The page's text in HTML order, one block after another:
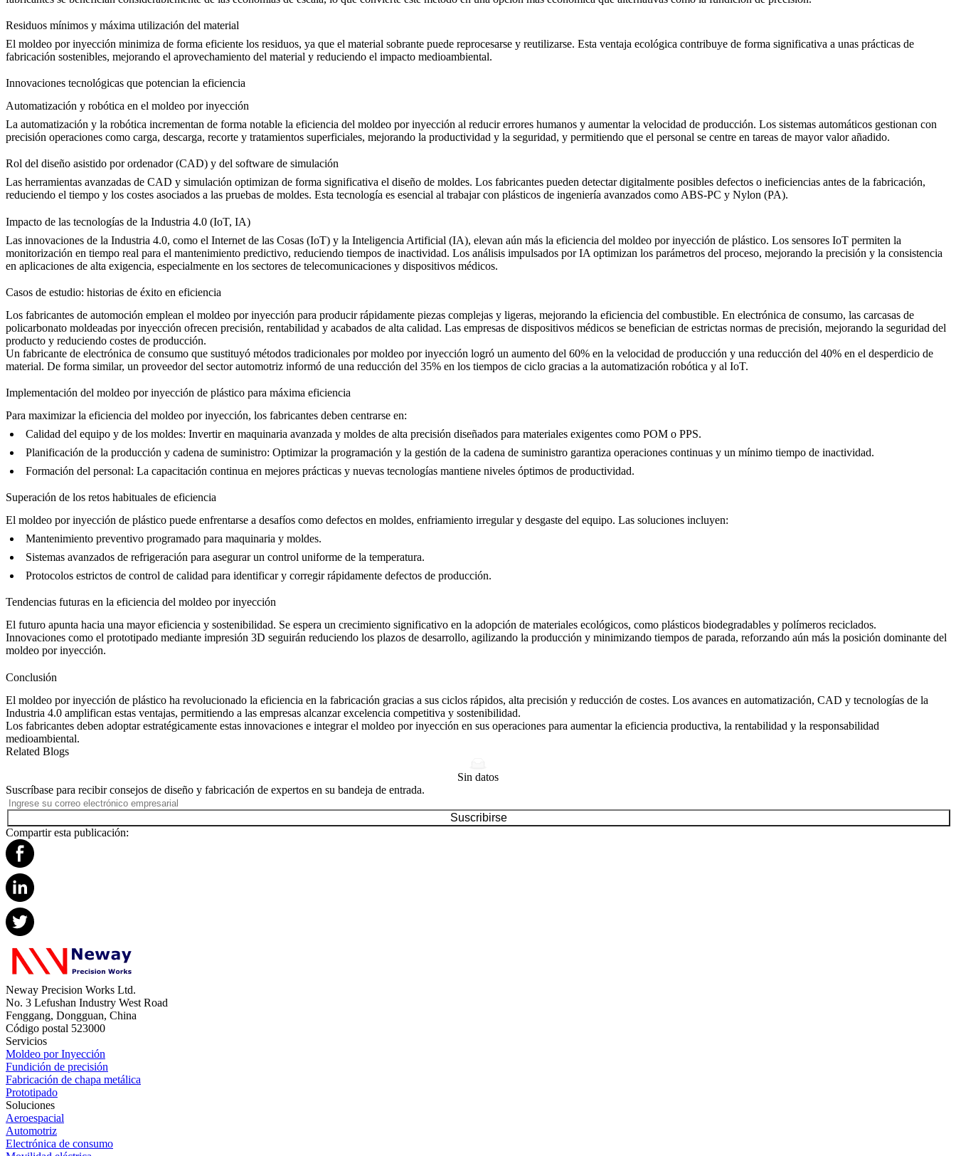
Residuos mínimos y máxima utilización del material
El moldeo por inyección minimiza de forma eficiente los residuos, ya que el material sobrante puede reprocesarse y reutilizarse. Esta ventaja ecológica contribuye de forma significativa a unas prácticas de
fabricación sostenibles, mejorando el aprovechamiento del material y reduciendo el impacto medioambiental.
Innovaciones tecnológicas que potencian la eficiencia
Automatización y robótica en el moldeo por inyección
La automatización y la robótica incrementan de forma notable la eficiencia del moldeo por inyección al reducir errores humanos y aumentar la velocidad de producción. Los sistemas automáticos gestionan con
precisión operaciones como carga, descarga, recorte y tratamientos superficiales, mejorando la productividad y la seguridad, y permitiendo que el personal se centre en tareas de mayor valor añadido.
Rol del diseño asistido por ordenador (CAD) y del software de simulación
Las herramientas avanzadas de CAD y simulación optimizan de forma significativa el diseño de moldes. Los fabricantes pueden detectar digitalmente posibles defectos o ineficiencias antes de la fabricación,
reduciendo el tiempo y los costes asociados a las pruebas de moldes. Esta tecnología es esencial al trabajar con plásticos de ingeniería avanzados como ABS-PC y Nylon (PA).
Impacto de las tecnologías de la Industria 4.0 (IoT, IA)
Las innovaciones de la Industria 4.0, como el Internet de las Cosas (IoT) y la Inteligencia Artificial (IA), elevan aún más la eficiencia del moldeo por inyección de plástico. Los sensores IoT permiten la
monitorización en tiempo real para el mantenimiento predictivo, reduciendo tiempos de inactividad. Los análisis impulsados por IA optimizan los parámetros del proceso, mejorando la precisión y la consistencia
en aplicaciones de alta exigencia, especialmente en los sectores de telecomunicaciones y dispositivos médicos.
Casos de estudio: historias de éxito en eficiencia
Los fabricantes de automoción emplean el moldeo por inyección para producir rápidamente piezas complejas y ligeras, mejorando la eficiencia del combustible. En electrónica de consumo, las carcasas de
policarbonato moldeadas por inyección ofrecen precisión, rentabilidad y acabados de alta calidad. Las empresas de dispositivos médicos se benefician de estrictas normas de precisión, mejorando la seguridad del
producto y reduciendo costes de producción.
Un fabricante de electrónica de consumo que sustituyó métodos tradicionales por moldeo por inyección logró un aumento del 60% en la velocidad de producción y una reducción del 40% en el desperdicio de
material. De forma similar, un proveedor del sector automotriz informó de una reducción del 35% en los tiempos de ciclo gracias a la automatización robótica y al IoT.
Implementación del moldeo por inyección de plástico para máxima eficiencia
Para maximizar la eficiencia del moldeo por inyección, los fabricantes deben centrarse en:
Calidad del equipo y de los moldes: Invertir en maquinaria avanzada y moldes de alta precisión diseñados para materiales exigentes como POM o PPS.
Planificación de la producción y cadena de suministro: Optimizar la programación y la gestión de la cadena de suministro garantiza operaciones continuas y un mínimo tiempo de inactividad.
Formación del personal: La capacitación continua en mejores prácticas y nuevas tecnologías mantiene niveles óptimos de productividad.
Superación de los retos habituales de eficiencia
El moldeo por inyección de plástico puede enfrentarse a desafíos como defectos en moldes, enfriamiento irregular y desgaste del equipo. Las soluciones incluyen:
Mantenimiento preventivo programado para maquinaria y moldes.
Sistemas avanzados de refrigeración para asegurar un control uniforme de la temperatura.
Protocolos estrictos de control de calidad para identificar y corregir rápidamente defectos de producción.
Tendencias futuras en la eficiencia del moldeo por inyección
El futuro apunta hacia una mayor eficiencia y sostenibilidad. Se espera un crecimiento significativo en la adopción de materiales ecológicos, como plásticos biodegradables y polímeros reciclados.
Innovaciones como el prototipado mediante impresión 3D seguirán reduciendo los plazos de desarrollo, agilizando la producción y minimizando tiempos de parada, reforzando aún más la posición dominante del
moldeo por inyección.
Conclusión
El moldeo por inyección de plástico ha revolucionado la eficiencia en la fabricación gracias a sus ciclos rápidos, alta precisión y reducción de costes. Los avances en automatización, CAD y tecnologías de la
Industria 4.0 amplifican estas ventajas, permitiendo a las empresas alcanzar excelencia competitiva y sostenibilidad.
Los fabricantes deben adoptar estratégicamente estas innovaciones e integrar el moldeo por inyección en sus operaciones para aumentar la eficiencia productiva, la rentabilidad y la responsabilidad
medioambiental.
Related Blogs
Sin datos
Suscríbase para recibir consejos de diseño y fabricación de expertos en su bandeja de entrada.
Suscribirse
Compartir esta publicación:
Neway Precision Works Ltd.
No. 3 Lefushan Industry West Road
Fenggang, Dongguan, China
Código postal 523000
Servicios
Moldeo por Inyección
Fundición de precisión
Fabricación de chapa metálica
Prototipado
Soluciones
Aeroespacial
Automotriz
Electrónica de consumo